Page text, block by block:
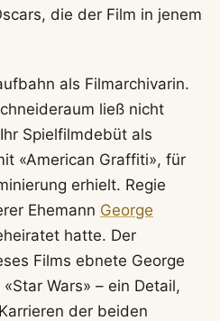
die der Film in jenem
als Filmarchivarin.
ließ nicht
Spielfilmdebüt als
«American Graffiti», für
erhielt. Regie
Ehemann George
hatte. Der
Films ebnete George
Wars» – ein Detail,
der beiden